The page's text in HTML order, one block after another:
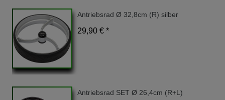
Antriebsrad Ø 32,8cm (R) silber
29,90 € *
Antriebsrad SET Ø 26,4cm (R+L)